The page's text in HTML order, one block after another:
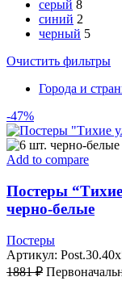
серый 8
синий 2
черный 5
Очистить фильтры
Города и
-47%
Add to compare
Постеры
черно-белые
Постеры
Артикул:
1881₽